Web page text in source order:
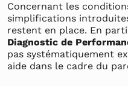
Concernant les
simplifications
restent en place. En
Diagnostic de
pas systématiquement
aide dans le cadre du